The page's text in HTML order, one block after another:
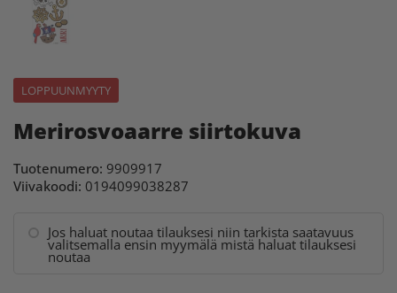
LOPPUUNMYYTY
Merirosvoaarre siirtokuva
Tuotenumero: 9909917
Viivakoodi: 0194099038287
Jos haluat noutaa tilauksesi niin tarkista saatavuus
valitsemalla ensin myymälä mistä haluat tilauksesi
noutaa